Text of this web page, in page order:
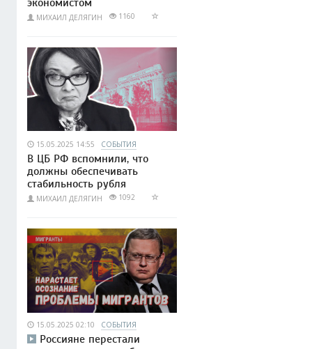
экономистом
МИХАИЛ ДЕЛЯГИН 1160
15.05.2025 14:55 СОБЫТИЯ
В ЦБ РФ вспомнили, что
должны обеспечивать
стабильность рубля
МИХАИЛ ДЕЛЯГИН 1092
15.05.2025 02:10 СОБЫТИЯ
Россияне перестали